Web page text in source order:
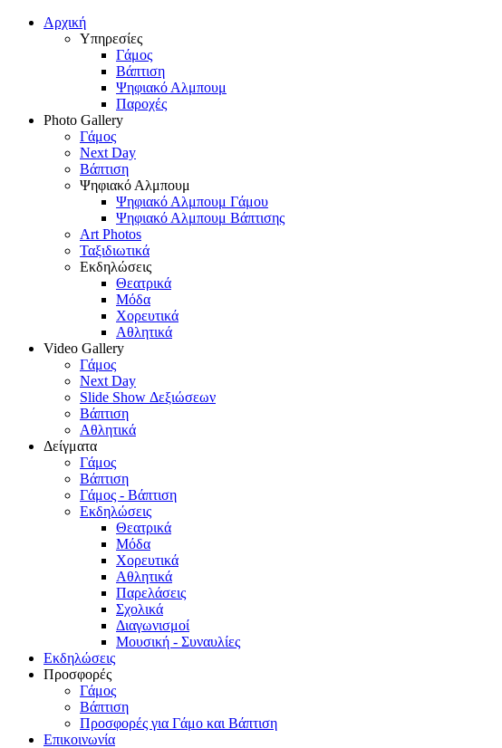
Αρχική
Υπηρεσίες
Γάμος
Βάπτιση
Ψηφιακό Αλμπουμ
Παροχές
Photo Gallery
Γάμος
Next Day
Βάπτιση
Ψηφιακό Αλμπουμ
Ψηφιακό Αλμπουμ Γάμου
Ψηφιακό Αλμπουμ Βάπτισης
Art Photos
Ταξιδιωτικά
Εκδηλώσεις
Θεατρικά
Μόδα
Χορευτικά
Αθλητικά
Video Gallery
Γάμος
Next Day
Slide Show Δεξιώσεων
Βάπτιση
Αθλητικά
Δείγματα
Γάμος
Βάπτιση
Γάμος - Βάπτιση
Εκδηλώσεις
Θεατρικά
Μόδα
Χορευτικά
Αθλητικά
Παρελάσεις
Σχολικά
Διαγωνισμοί
Μουσική - Συναυλίες
Εκδηλώσεις
Προσφορές
Γάμος
Βάπτιση
Προσφορές για Γάμο και Βάπτιση
Επικοινωνία